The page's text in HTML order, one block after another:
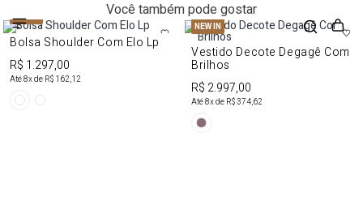
Você também pode gostar
NEW IN
Bolsa Shoulder Com Elo Lp
R$ 1.297,00
Até8x de R$ 162,12
NEW IN
Vestido Decote Degagê Com
Brilhos
R$ 2.997,00
Até8x de R$ 374,62